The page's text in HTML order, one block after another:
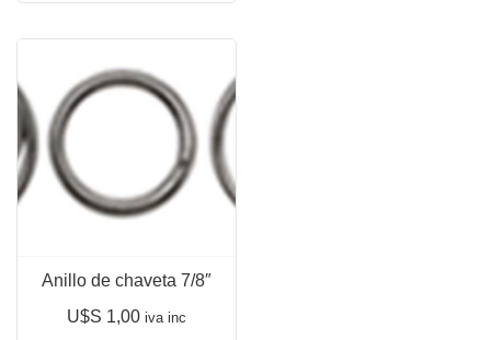
Anillo de chaveta 7/8″
U$S 1,00 iva inc